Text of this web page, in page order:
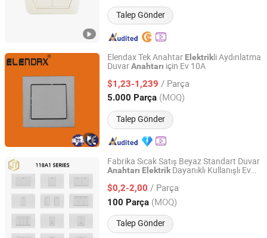
Talep Gönder
Elendax Tek Anahtar Elektrikli Aydınlatma
DuvarAnahtarı için Ev 10A
$1,23-1,239 / Parça
5.000 Parça (MOQ)
Talep Gönder
WENZHOU ELENDAX ELECTRICAL CO., LTD.
Zhejiang, China Fiyat 2012
Fabrika Sıcak Satış Beyaz Standart Duvar
Anahtarı ElektrikDayanıklı Kullanışlı Ev
$0,2-2,00 / Parça
100 Parça (MOQ)
Talep Gönder
Wenzhou Jintong Electric Technology Co., Ltd.
Zhejiang, China Fiyat 2026